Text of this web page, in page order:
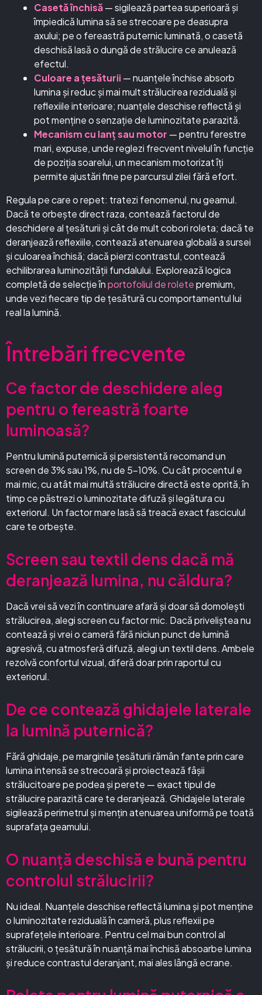
Casetă închisă— sigilează partea superioară și
împiedică lumina să se strecoare pe deasupra
axului; pe o fereastră puternic luminată, o casetă
deschisă lasă o dungă de strălucire ce anulează
efectul.
Culoare a țesăturii— nuanțele închise absorb
lumina și reduc și mai mult strălucirea reziduală și
reflexiile interioare; nuanțele deschise reflectă și
pot menține o senzație de luminozitate parazită.
Mecanism cu lanț sau motor — pentru ferestre
mari, expuse, unde reglezi frecvent nivelul în funcție
de poziția soarelui, un mecanism motorizat îți
permite ajustări fine pe parcursul zilei fără efort.
Regula pe care o repet: tratezi fenomenul, nu geamul.
Dacă te orbește direct raza, contează factorul de
deschidere al țesăturii și cât de mult cobori roleta; dacă te
deranjează reflexiile, contează atenuarea globală a sursei
și culoarea închisă; dacă pierzi contrastul, contează
echilibrarea luminozității fundalului. Explorează logica
completă de selecție înportofoliul de roletepremium,
unde vezi fiecare tip de țesătură cu comportamentul lui
real la lumină.
Întrebări frecvente
Ce factor de deschidere aleg
pentru o fereastră foarte
luminoasă?
Pentru lumină puternică și persistentă recomand un
screen de 3% sau 1%, nu de 5–10%. Cu cât procentul e
mai mic, cu atât mai multă strălucire directă este oprită, în
timp ce păstrezi o luminozitate difuză și legătura cu
exteriorul. Un factor mare lasă să treacă exact fasciculul
care te orbește.
Screen sau textil dens dacă mă
deranjează lumina, nu căldura?
Dacă vrei să vezi în continuare afară și doar să domolești
strălucirea, alegi screen cu factor mic. Dacă priveliștea nu
contează și vrei o cameră fără niciun punct de lumină
agresivă, cu atmosferă difuză, alegi un textil dens. Ambele
rezolvă confortul vizual, diferă doar prin raportul cu
exteriorul.
De ce contează ghidajele laterale
la lumină puternică?
Fără ghidaje, pe marginile țesăturii rămân fante prin care
lumina intensă se strecoară și proiectează fâșii
strălucitoare pe podea și perete — exact tipul de
strălucire parazită care te deranjează. Ghidajele laterale
sigilează perimetrul și mențin atenuarea uniformă pe toată
suprafața geamului.
O nuanță deschisă e bună pentru
controlul strălucirii?
Nu ideal. Nuanțele deschise reflectă lumina și pot menține
o luminozitate reziduală în cameră, plus reflexii pe
suprafețele interioare. Pentru cel mai bun control al
strălucirii, o țesătură în nuanță mai închisă absoarbe lumina
și reduce contrastul deranjant, mai ales lângă ecrane.